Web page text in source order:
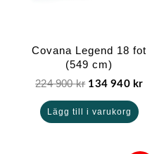
Covana Legend 18 fot
(549 cm)
224 900kr 134 940 kr
Lägg till i varukorg